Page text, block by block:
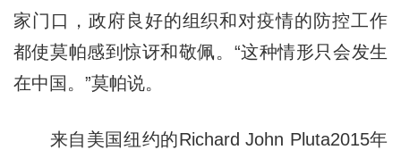
家门口，政府良好的组织和对疫情的防控工作
都使莫帕感到惊讶和敬佩。“这种情形只会发生
在中国。”莫帕说。
来自美国纽约的Richard John Pluta2015年